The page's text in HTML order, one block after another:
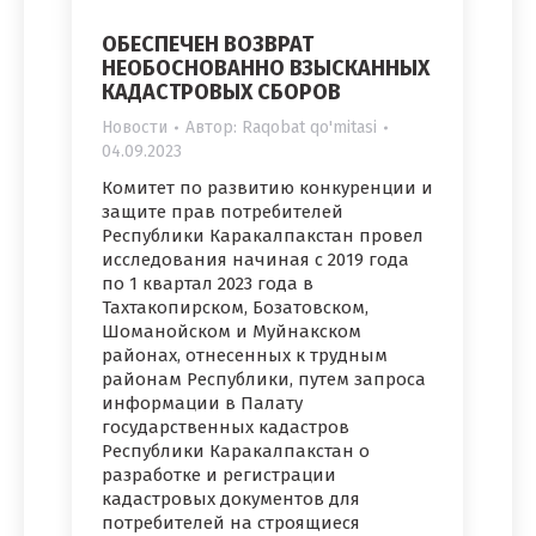
ОБЕСПЕЧЕН ВОЗВРАТ
НЕОБОСНОВАННО ВЗЫСКАННЫХ
КАДАСТРОВЫХ СБОРОВ
Новости Автор: Raqobat qo'mitasi
04.09.2023
Комитет по развитию конкуренции и
защите прав потребителей
Республики Каракалпакстан провел
исследования начиная с 2019 года
по 1 квартал 2023 года в
Тахтакопирском, Бозатовском,
Шоманойском и Муйнакском
районах, отнесенных к трудным
районам Республики, путем запроса
информации в Палату
государственных кадастров
Республики Каракалпакстан о
разработке и регистрации
кадастровых документов для
потребителей на строящиеся